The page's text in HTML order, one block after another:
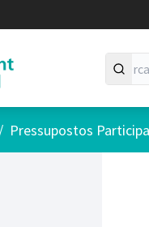
/ Pressupostos